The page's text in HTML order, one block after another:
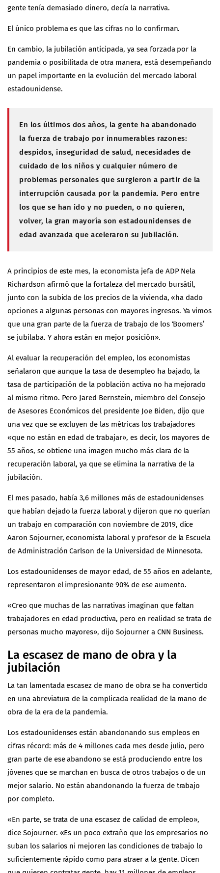
gente tenía demasiado dinero, decía la narrativa.
El único problema es que las cifras no lo confirman.
En cambio, la jubilación anticipada, ya sea forzada por la
pandemia o posibilitada de otra manera, está desempeñando
un papel importante en la evolución del mercado laboral
estadounidense.
En los últimos dos años, la gente ha abandonado
la fuerza de trabajo por innumerables razones:
despidos, inseguridad de salud, necesidades de
cuidado de los niños y cualquier número de
problemas personales que surgieron a partir de la
interrupción causada por la pandemia. Pero entre
los que se han ido y no pueden, o no quieren,
volver, la gran mayoría son estadounidenses de
edad avanzada que aceleraron su jubilación.
A principios de este mes, la economista jefa de ADP Nela
Richardson afirmó que la fortaleza del mercado bursátil,
junto con la subida de los precios de la vivienda, «ha dado
opciones a algunas personas con mayores ingresos. Ya vimos
que una gran parte de la fuerza de trabajo de los ‘Boomers’
se jubilaba. Y ahora están en mejor posición».
Al evaluar la recuperación del empleo, los economistas
señalaron que aunque la tasa de desempleo ha bajado, la
tasa de participación de la población activa no ha mejorado
al mismo ritmo. Pero Jared Bernstein, miembro del Consejo
de Asesores Económicos del presidente Joe Biden, dijo que
una vez que se excluyen de las métricas los trabajadores
«que no están en edad de trabajar», es decir, los mayores de
55 años, se obtiene una imagen mucho más clara de la
recuperación laboral, ya que se elimina la narrativa de la
jubilación.
El mes pasado, había 3,6 millones más de estadounidenses
que habían dejado la fuerza laboral y dijeron que no querían
un trabajo en comparación con noviembre de 2019, dice
Aaron Sojourner, economista laboral y profesor de la Escuela
de Administración Carlson de la Universidad de Minnesota.
Los estadounidenses de mayor edad, de 55 años en adelante,
representaron el impresionante 90% de ese aumento.
«Creo que muchas de las narrativas imaginan que faltan
trabajadores en edad productiva, pero en realidad se trata de
personas mucho mayores», dijo Sojourner a CNN Business.
La escasez de mano de obra y la
jubilación
La tan lamentada escasez de mano de obra se ha convertido
en una abreviatura de la complicada realidad de la mano de
obra de la era de la pandemia.
Los estadounidenses están abandonando sus empleos en
cifras récord: más de 4 millones cada mes desde julio, pero
gran parte de ese abandono se está produciendo entre los
jóvenes que se marchan en busca de otros trabajos o de un
mejor salario. No están abandonando la fuerza de trabajo
por completo.
«En parte, se trata de una escasez de calidad de empleo»,
dice Sojourner. «Es un poco extraño que los empresarios no
suban los salarios ni mejoren las condiciones de trabajo lo
suficientemente rápido como para atraer a la gente. Dicen